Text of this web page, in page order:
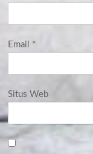
Email *
Situs Web